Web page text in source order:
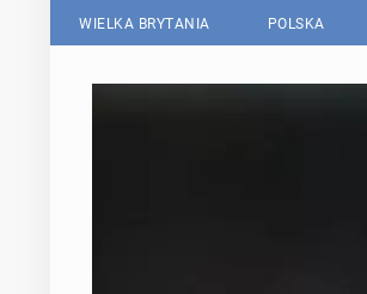
WIELKA BRYTANIA POLSKA